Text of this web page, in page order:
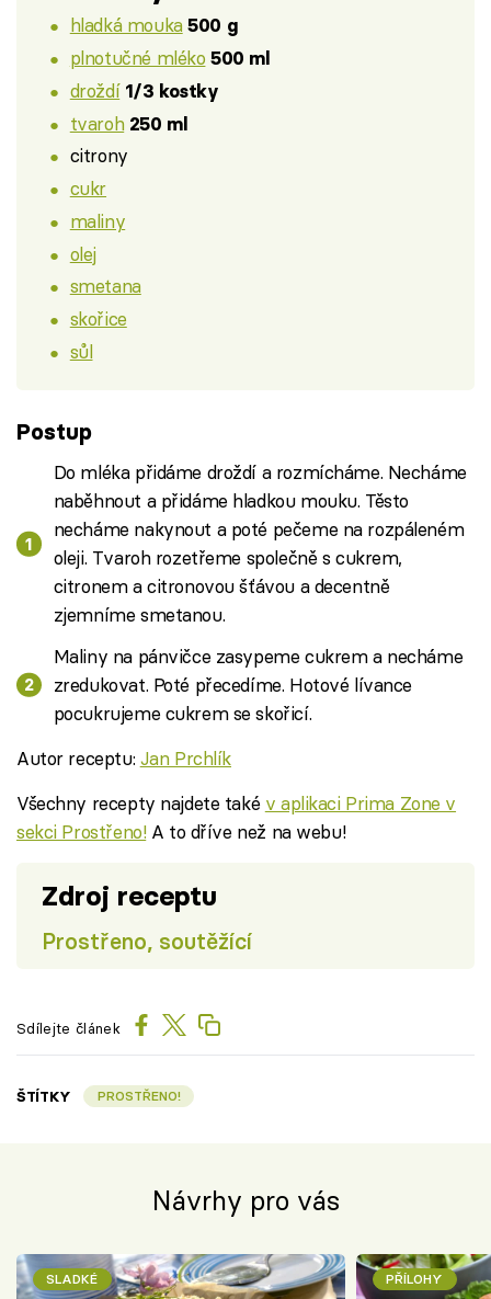
hladká mouka 500 g
plnotučné mléko 500 ml
droždí 1/3 kostky
tvaroh 250 ml
citrony
cukr
maliny
olej
smetana
skořice
sůl
Postup
Do mléka přidáme droždí a rozmícháme. Necháme
naběhnout a přidáme hladkou mouku. Těsto
necháme nakynout a poté pečeme na rozpáleném
oleji. Tvaroh rozetřeme společně s cukrem,
citronem a citronovou šťávou a decentně
zjemníme smetanou.
Maliny na pánvičce zasypeme cukrem a necháme
zredukovat. Poté přecedíme. Hotové lívance
pocukrujeme cukrem se skořicí.
Autor receptu: Jan Prchlík
Všechny recepty najdete také v aplikaci Prima Zone v
sekci Prostřeno!A to dříve než na webu!
Zdroj receptu
Prostřeno, soutěžící
Sdílejte článek
ŠTÍTKY PROSTŘENO!
Návrhy pro vás
SLADKÉ PŘÍLOHY